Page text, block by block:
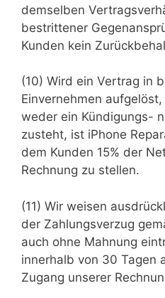
demselben
bestrittener
Kunden kein
(10) Wird ein Vertrag in
Einvernehmen
weder ein Kündigungs-
zusteht, ist iPhone
dem Kunden 15% der
Rechnung zu stellen.
(11) Wir weisen
der Zahlungsverzug
auch ohne Mahnung
innerhalb von 30 Tagen
Zugang unserer